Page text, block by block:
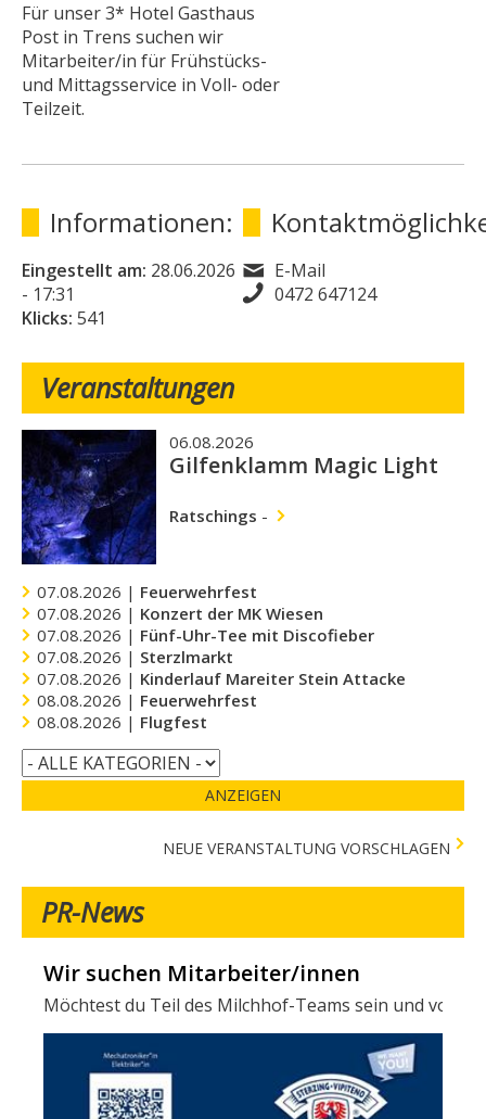
Für unser 3* Hotel Gasthaus
Post in Trens suchen wir
Mitarbeiter/in für Frühstücks-
und Mittagsservice in Voll- oder
Teilzeit.
Informationen:
Eingestellt am: 28.06.2026
- 17:31
Klicks: 541
E-Mail
0472 647124
Veranstaltungen
06.08.2026
Gilfenklamm Magic Light
Ratschings -
07.08.2026 | Feuerwehrfest
07.08.2026 | Konzert der MK Wiesen
07.08.2026 | Fünf-Uhr-Tee mit Discofieber
07.08.2026 | Sterzlmarkt
07.08.2026 | Kinderlauf Mareiter Stein Attacke
08.08.2026 | Feuerwehrfest
08.08.2026 | Flugfest
ANZEIGEN
NEUE VERANSTALTUNG VORSCHLAGEN
PR-News
Wir suchen Mitarbeiter/innen
Möchtest du Teil des Milchhof-Teams sein und von